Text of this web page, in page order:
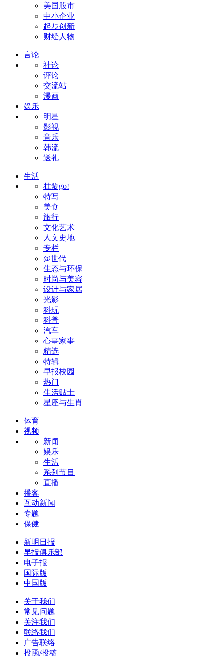
美国股市
中小企业
起步创新
财经人物
言论
社论
评论
交流站
漫画
娱乐
明星
影视
音乐
韩流
送礼
生活
壮龄go!
特写
美食
旅行
文化艺术
人文史地
专栏
@世代
生态与环保
时尚与美容
设计与家居
光影
科玩
科普
汽车
心事家事
精选
特辑
早报校园
热门
生活贴士
星座与生肖
体育
视频
新闻
娱乐
生活
系列节目
直播
播客
互动新闻
专题
保健
新明日报
早报俱乐部
电子报
国际版
中国版
关于我们
常见问题
关注我们
联络我们
广告联络
投函/投稿